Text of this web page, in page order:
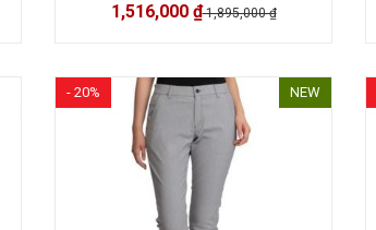
1,516,000 ₫1,895,000 ₫
- 20% NEW